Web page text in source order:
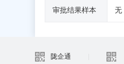
审批结果样本 无
陇企通